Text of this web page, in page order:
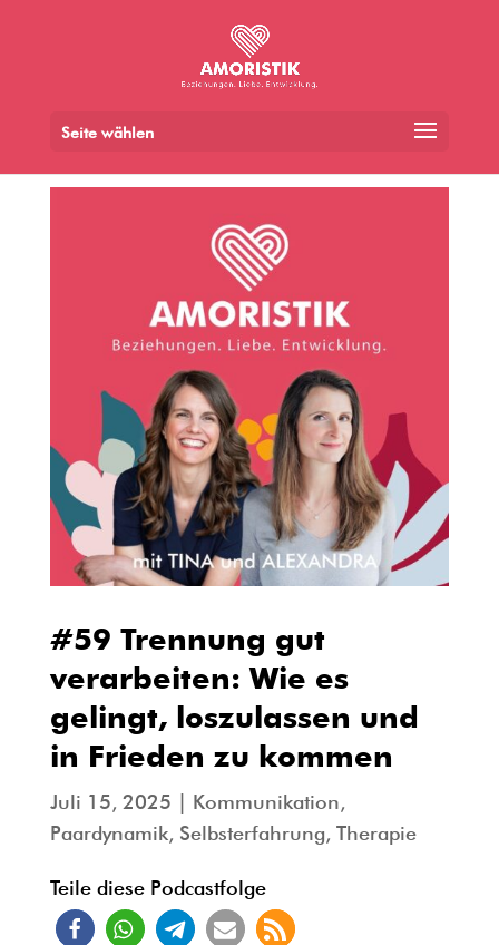
Seite wählen
#59 Trennung gut
verarbeiten: Wie es
gelingt, loszulassen und
in Frieden zu kommen
Juli 15, 2025 Kommunikation,
Paardynamik, Selbsterfahrung, Therapie
Teile diese Podcastfolge